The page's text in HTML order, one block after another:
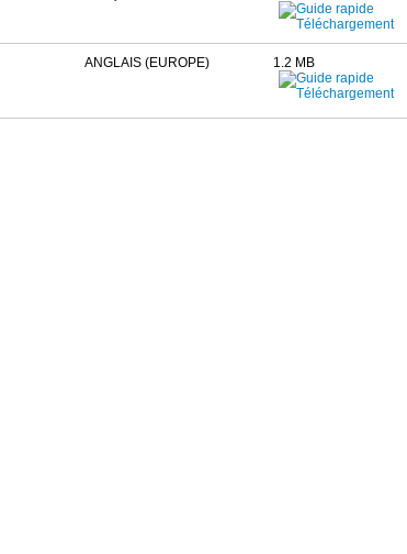
ANGLAIS (EUROPE) 1.2 MB